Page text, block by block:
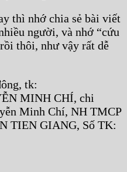
thì nhớ chia sẻ bài viết
người, và nhớ “cứu
thôi, như vậy rất dễ
tk:
MINH CHÍ, chi
Minh Chí, NH TMCP
TIEN GIANG, Số TK: